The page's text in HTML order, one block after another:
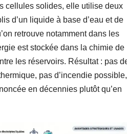
cellules solides, elle utilise deux
d’un liquide à base d’eau et de
retrouve notamment dans les
est stockée dans la chimie de
les réservoirs. Résultat : pas
pas d’incendie possible,
en décennies plutôt qu’en